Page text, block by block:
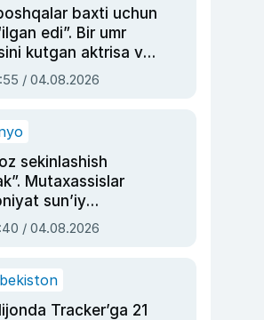
baxti uchun
edi”. Bir umr
kutgan aktrisa va
ustasi Rimma
/ 04.08.2026
sekinlashish
Mutaxassislar
sun’iy
boshqara
qolishidan xavotir
/ 04.08.2026
Tracker’ga 21